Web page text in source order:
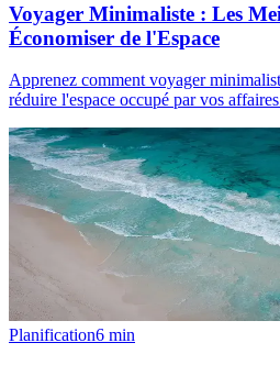
Voyager Minimaliste : Les
Économiser de l'Espace
Apprenez comment voyager
réduire l'espace occupé par vos
Planification6 min